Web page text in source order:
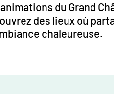
du Grand
des lieux où
chaleureuse.